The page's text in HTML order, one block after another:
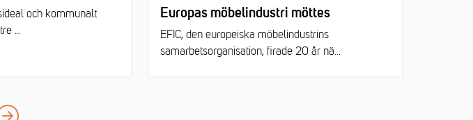
och kommunalt
...
Europas möbelindustri möttes
EFIC, den europeiska möbelindustrins
samarbetsorganisation, firade 20 år nä...